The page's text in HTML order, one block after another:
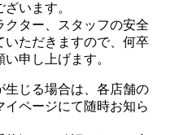
います。
クター、スタッフの安全
いただきますので、何卒
申し上げます。
生じる場合は、各店舗の
ページにて随時お知ら